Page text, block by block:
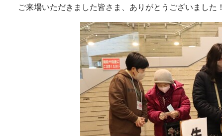
ご来場いただきました皆さま、ありがとうございました！